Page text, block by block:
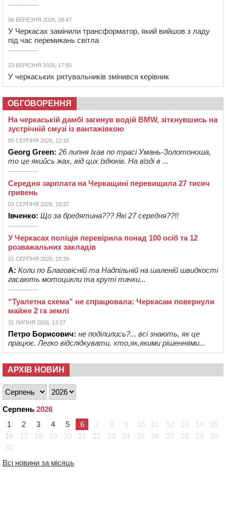
06 БЕРЕЗНЯ 2026, 09:47
У Черкасах замінили трансформатор, який вийшов з ладу
під час перемикань світла
23 БЕРЕЗНЯ 2026, 17:50
У черкаських рятувальників змінився керівник
ОБГОВОРЕННЯ
На черкаській дамбі загинув водій BMW, зіткнувшись на
зустрічній смузі із вантажівкою
05 СЕРПНЯ 2026, 12:16
Georg Green: 26 липня їхав по трасі Умань-Золотоноша,
то це якийсь жах, від цих їздюків. На вїзді в ...
Середня зарплата на Черкащині перевищила 27 тисяч
гривень
03 СЕРПНЯ 2026, 18:37
Івченко: Що за бредятина??? Які 27 середня??!!
У Черкасах поліція перевірила понад 100 осіб та 12
розважальних закладів
01 СЕРПНЯ 2026, 19:39
А: Коли по Благовісній та Надпільній на шаленій швидкості
гасають мотоцикли та круті тачки...
“Туалетна схема” не спрацювала: Черкасам повернули
майже 2 га землі
31 ЛИПНЯ 2026, 13:27
Петро Борисович: не поділились?... всі знають, як це
працює. Легко відслідкувати, хто,як,якими рішеннями...
АРХІВ НОВИН
Серпень 2026
1
2 3 4 5 6 7 8 9 10 11 12 13 14
15
16
17 18 19 20 21 22 23 24 25 26 27 28 29
30
31
Всі новини за місяць